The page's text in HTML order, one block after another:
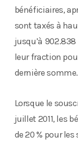
bénéficiaires,
sont taxés à
jusqu’à
leur fraction
dernière somme.
Lorsque le
juillet 2011, les
de 20 % pour